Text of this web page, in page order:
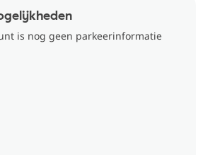
is nog geen parkeerinformatie